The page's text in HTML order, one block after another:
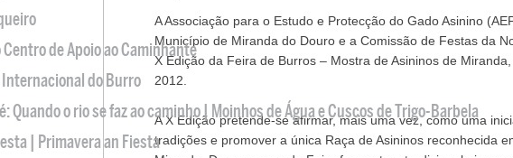
A Associação para o Estudo e Protecção do Gado Asinino
Município de Miranda do Douro e a Comissão de Festas da
X Edição da Feira de Burros – Mostra de Asininos de
2012.
A X Edição pretende-se afirmar, mais uma vez, como uma
tradições e promover a única Raça de Asininos reconhecida
Centro de Apoio ao Caminhante
Internacional do Burro
Quando o rio se faz ao caminho | Moinhos de Água e Cuscos de Trigo-Barbela
| Primavera an Fiesta